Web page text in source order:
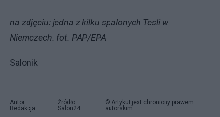
na zdjęciu: jedna z kilku spalonych Tesli w
Niemczech. fot. PAP/EPA
Salonik
Autor:
Redakcja
Źródło:
Salon24
© Artykuł jest chroniony prawem
autorskim.